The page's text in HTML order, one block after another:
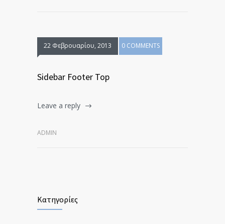
22 Φεβρουαρίου, 2013 0 COMMENTS
Sidebar Footer Top
Leave a reply
ADMIN
Κατηγορίες